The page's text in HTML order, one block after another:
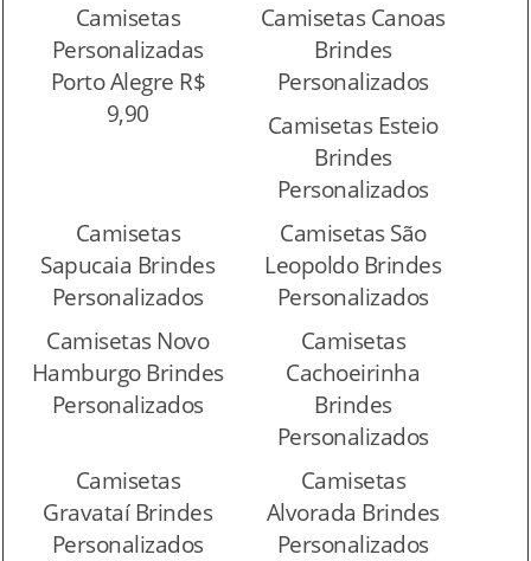
Camisetas
Personalizadas
Porto Alegre R$
9,90
Camisetas Canoas
Brindes
Personalizados
Camisetas Esteio
Brindes
Personalizados
Camisetas
Sapucaia Brindes
Personalizados
Camisetas São
Leopoldo Brindes
Personalizados
Camisetas Novo
Hamburgo Brindes
Personalizados
Camisetas
Cachoeirinha
Brindes
Personalizados
Camisetas
Gravataí Brindes
Personalizados
Camisetas
Alvorada Brindes
Personalizados